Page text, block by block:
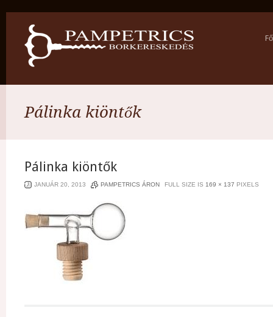
Pálinka kiöntők
Pálinka kiöntők
JANUÁR 20, 2013 PAMPETRICS ÁRON FULL SIZE IS 169 × 137 PIXELS